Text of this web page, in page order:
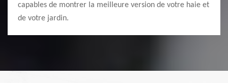
capables de montrer la meilleure version de votre haie et
de votre jardin.